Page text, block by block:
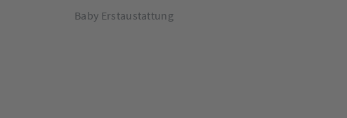
Baby Erstaustattung